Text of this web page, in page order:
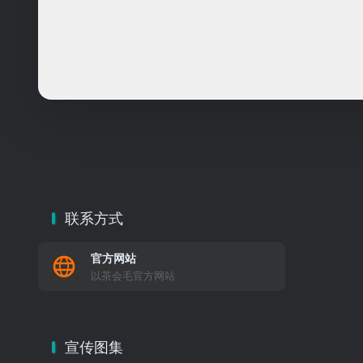
联系方式
官方网站
以茶会毛官方网站
宣传图集